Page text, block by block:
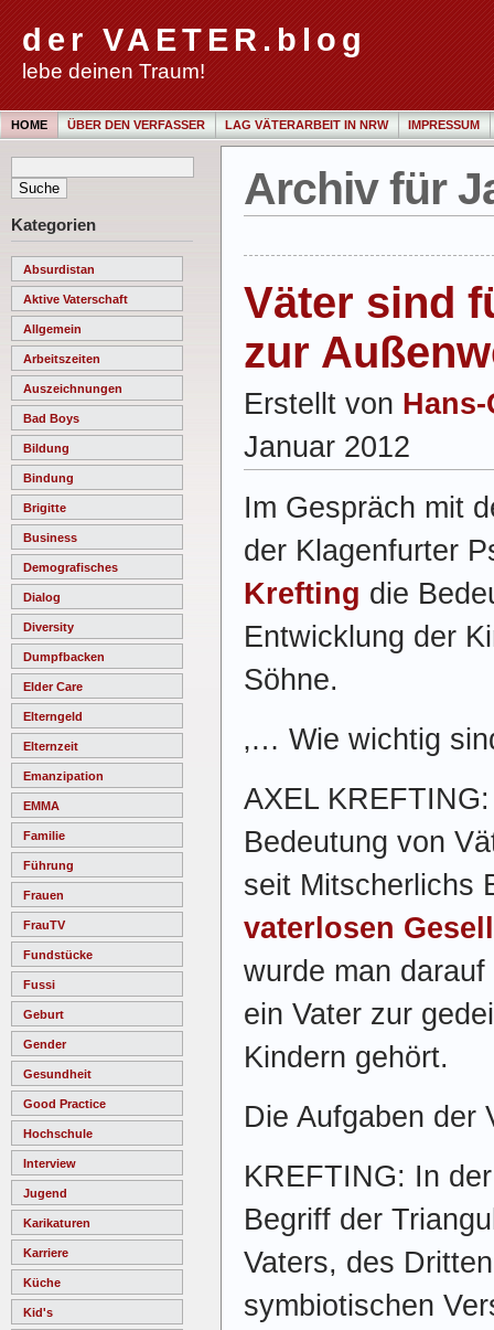
der VAETER.blog
lebe deinen Traum!
HOME ÜBER DEN VERFASSER LAG VÄTERARBEIT IN NRW IMPRESSUM
Kategorien
Absurdistan
Aktive Vaterschaft
Allgemein
Arbeitszeiten
Auszeichnungen
Bad Boys
Bildung
Bindung
Brigitte
Business
Demografisches
Dialog
Diversity
Dumpfbacken
Elder Care
Elterngeld
Elternzeit
Emanzipation
EMMA
Familie
Führung
Frauen
FrauTV
Fundstücke
Fussi
Geburt
Gender
Gesundheit
Good Practice
Hochschule
Interview
Jugend
Karikaturen
Karriere
Küche
Kid's
Archiv für
Väter sind
zur
Erstellt von
Januar 2012
Im Gespräch mit
der Klagenfurter
Krefting die
Entwicklung der
Söhne.
‚… Wie wichtig
AXEL
Bedeutung von
seit Mitscherlichs
vaterlosen
wurde man
ein Vater zur
Kindern gehört.
Die Aufgaben der
KREFTING: In
Begriff der
Vaters, des
symbiotischen